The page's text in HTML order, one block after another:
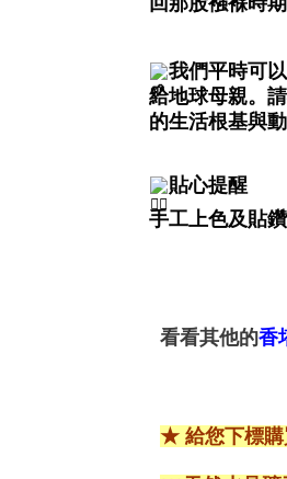
我們平時可
給地球母親。
的生活根基與
貼心提醒
手工上色及貼
看看其他的香
★ 給您下標